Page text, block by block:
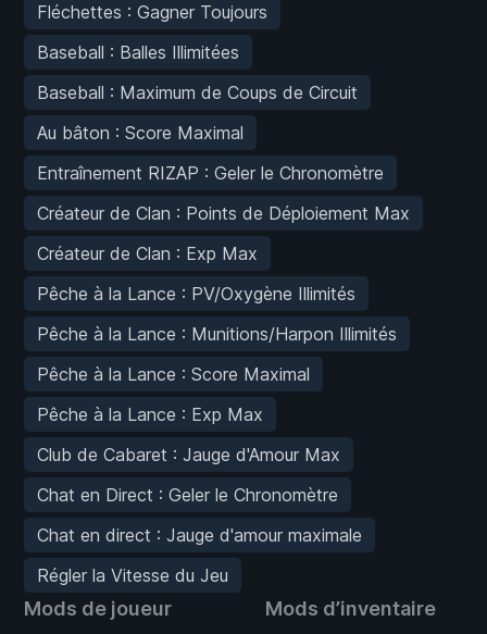
Fléchettes : Gagner Toujours
Baseball : Balles Illimitées
Baseball : Maximum de Coups de Circuit
Au bâton : Score Maximal
Entraînement RIZAP : Geler le Chronomètre
Créateur de Clan : Points de Déploiement Max
Créateur de Clan : Exp Max
Pêche à la Lance : PV/Oxygène Illimités
Pêche à la Lance : Munitions/Harpon Illimités
Pêche à la Lance : Score Maximal
Pêche à la Lance : Exp Max
Club de Cabaret : Jauge d'Amour Max
Chat en Direct : Geler le Chronomètre
Chat en direct : Jauge d'amour maximale
Régler la Vitesse du Jeu
Mods de joueur Mods d’inventaire